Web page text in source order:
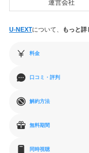
運営会社
U-NEXTについて、 もっと
料金
口コミ・評判
解約方法
無料期間
同時視聴